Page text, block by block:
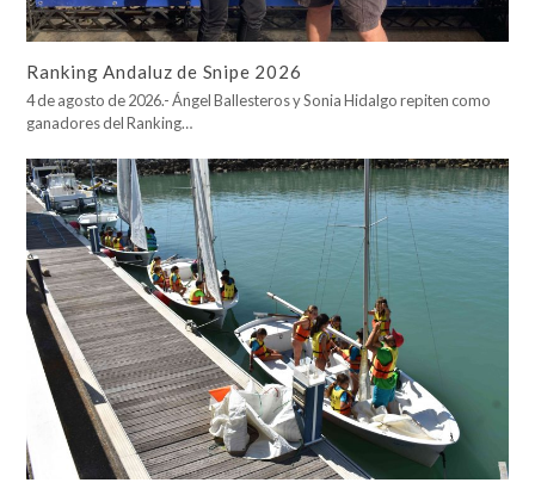
Ranking Andaluz de Snipe 2026
4 de agosto de 2026.- Ángel Ballesteros y Sonia Hidalgo repiten como
ganadores del Ranking…